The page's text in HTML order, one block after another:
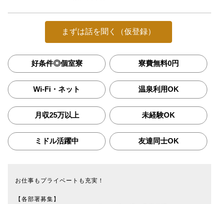
まずは話を聞く（仮登録）
好条件◎個室寮 寮費無料0円
Wi-Fi・ネット 温泉利用OK
月収25万以上 未経験OK
ミドル活躍中 友達同士OK
お仕事もプライベートも充実！
【各部署募集】